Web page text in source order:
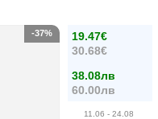
19.47€
30.68€
38.08лв
60.00лв
11.06 - 24.08
-37%